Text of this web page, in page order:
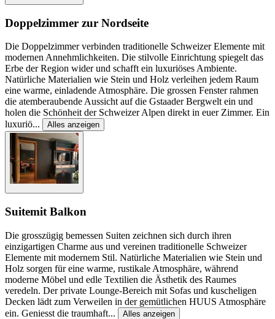
Doppelzimmer zur Nordseite
Die Doppelzimmer verbinden traditionelle Schweizer Elemente mit
modernen Annehmlichkeiten. Die stilvolle Einrichtung spiegelt das
Erbe der Region wider und schafft ein luxuriöses Ambiente.
Natürliche Materialien wie Stein und Holz verleihen jedem Raum
eine warme, einladende Atmosphäre. Die grossen Fenster rahmen
die atemberaubende Aussicht auf die Gstaader Bergwelt ein und
holen die Schönheit der Schweizer Alpen direkt in euer Zimmer. Ein
luxuriö... Alles anzeigen
Suitemit Balkon
Die grosszügig bemessen Suiten zeichnen sich durch ihren
einzigartigen Charme aus und vereinen traditionelle Schweizer
Elemente mit modernem Stil. Natürliche Materialien wie Stein und
Holz sorgen für eine warme, rustikale Atmosphäre, während
moderne Möbel und edle Textilien die Ästhetik des Raumes
veredeln. Der private Lounge-Bereich mit Sofas und kuscheligen
Decken lädt zum Verweilen in der gemütlichen HUUS Atmosphäre
ein. Geniesst die traumhaft... Alles anzeigen